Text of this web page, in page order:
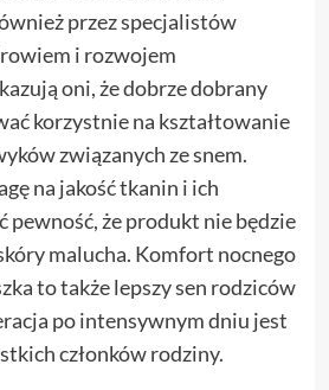
przez specjalistów
i rozwojem
oni, że dobrze dobrany
korzystnie na kształtowanie
związanych ze snem.
na jakość tkanin i ich
pewność, że produkt nie będzie
malucha. Komfort nocnego
to także lepszy sen rodziców
po intensywnym dniu jest
członków rodziny.